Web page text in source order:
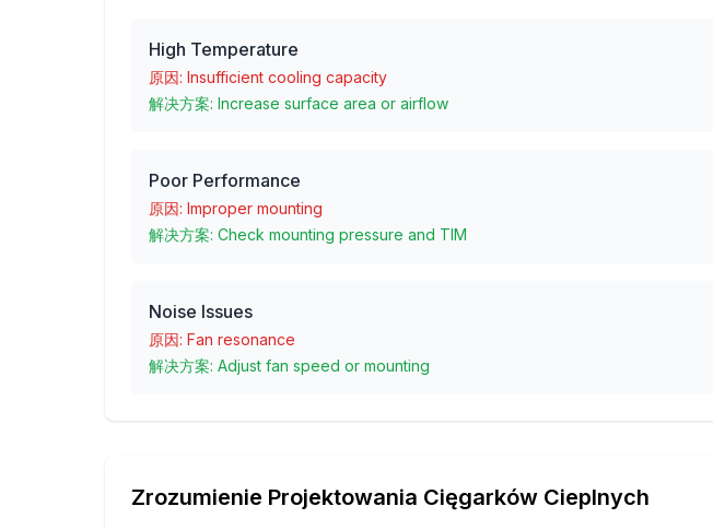
High Temperature
原因: Insufficient cooling capacity
解决方案: Increase surface area or airflow
Poor Performance
原因: Improper mounting
解决方案: Check mounting pressure and TIM
Noise Issues
原因: Fan resonance
解决方案: Adjust fan speed or mounting
Zrozumienie Projektowania Cięgarków Cieplnych